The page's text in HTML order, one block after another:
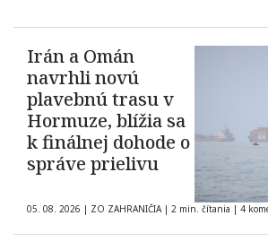
Irán a Omán
navrhli novú
plavebnú trasu v
Hormuze, blížia sa
k finálnej dohode o
správe prielivu
05. 08. 2026 | ZO ZAHRANIČIA | 2 min. čítania | 4